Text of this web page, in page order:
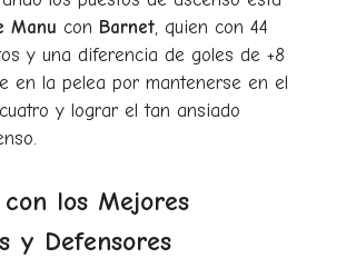
Manu con Barnet, quien con 44
y una diferencia de goles de +8
en la pelea por mantenerse en el
y lograr el tan ansiado
los Mejores
y Defensores